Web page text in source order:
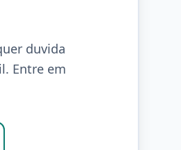
duvida
Entre em